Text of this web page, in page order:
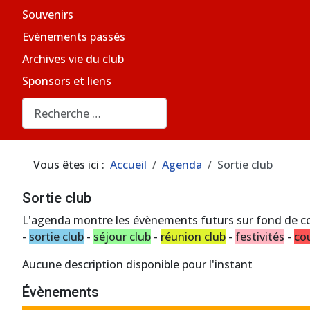
Souvenirs
Evènements passés
Archives vie du club
Sponsors et liens
Rechercher
Vous êtes ici : Accueil Agenda Sortie club
Sortie club
L'agenda montre les évènements futurs sur fond de
- sortie club - séjour club - réunion club - festivités -
Aucune description disponible pour l'instant
Évènements